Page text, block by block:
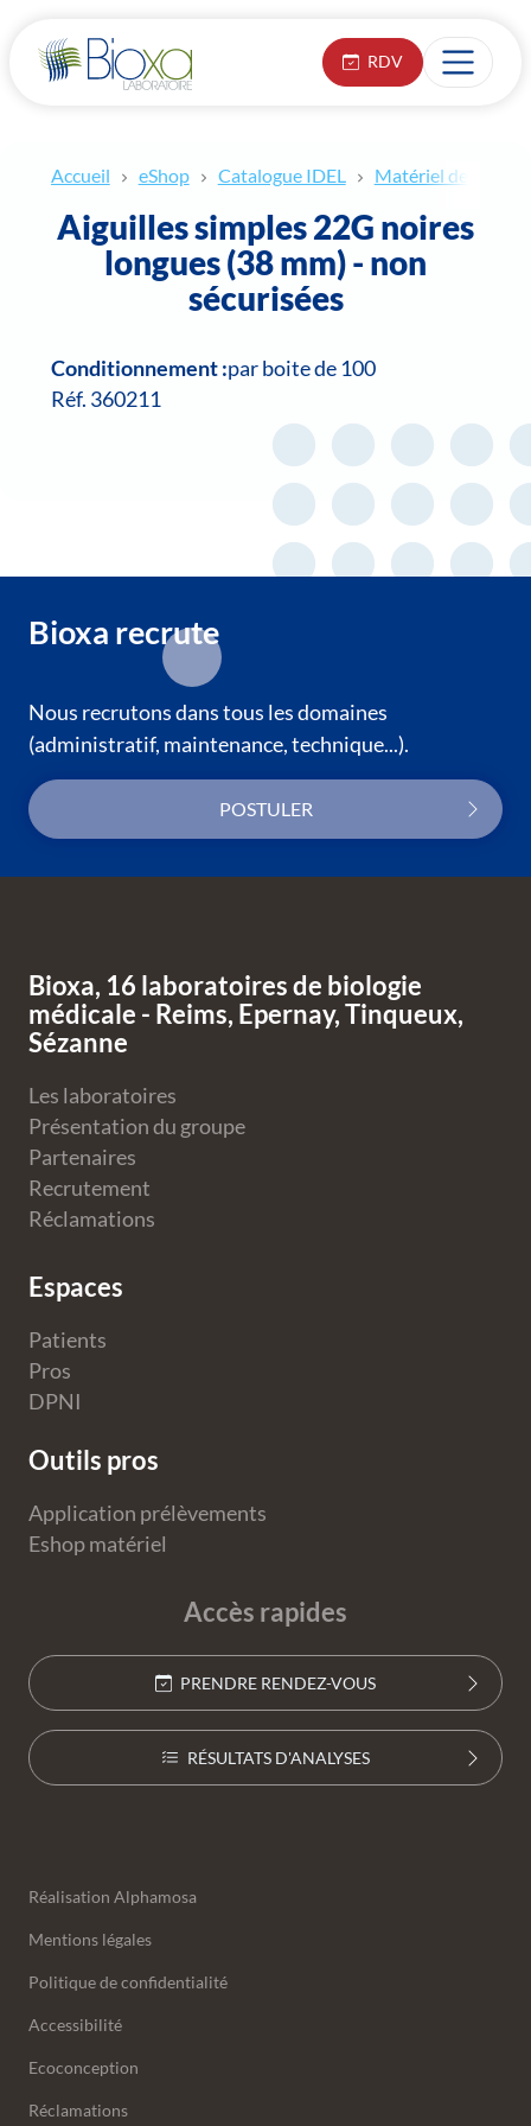
RDV
Accueil eShop Catalogue IDEL Matériel de
Aiguilles simples 22G noires
longues (38 mm) - non
sécurisées
Conditionnement :par boite de 100
Réf. 360211
Bioxa recrute
Nous recrutons dans tous les domaines
(administratif, maintenance, technique...).
POSTULER
Bioxa, 16 laboratoires de biologie
médicale - Reims, Epernay, Tinqueux,
Sézanne
Les laboratoires
Présentation du groupe
Partenaires
Recrutement
Réclamations
Espaces
Patients
Pros
DPNI
Outils pros
Application prélèvements
Eshop matériel
Accès rapides
PRENDRE RENDEZ-VOUS
RÉSULTATS D'ANALYSES
Réalisation Alphamosa
Mentions légales
Politique de confidentialité
Accessibilité
Ecoconception
Réclamations